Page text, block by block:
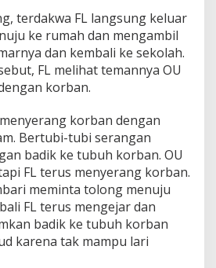
terdakwa FL langsung keluar
ke rumah dan mengambil
dan kembali ke sekolah.
FL melihat temannya OU
korban.
korban dengan
Bertubi-tubi serangan
badik ke tubuh korban. OU
FL terus menyerang korban.
meminta tolong menuju
FL terus mengejar dan
badik ke tubuh korban
karena tak mampu lari